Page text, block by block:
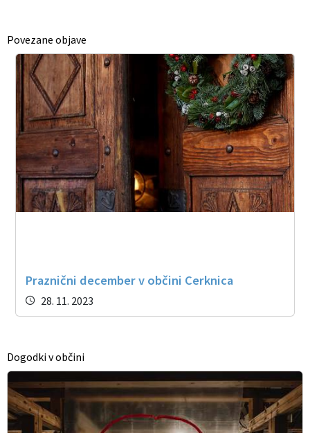
Povezane objave
Praznični december v občini Cerknica
28. 11. 2023
Dogodki v občini